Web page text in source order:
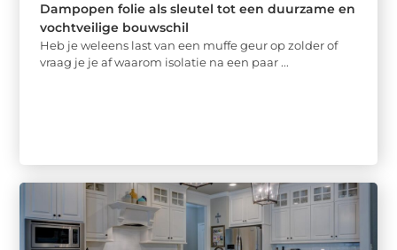
Dampopen folie als sleutel tot een duurzame en
vochtveilige bouwschil
Heb je weleens last van een muffe geur op zolder of
vraag je je af waarom isolatie na een paar ...